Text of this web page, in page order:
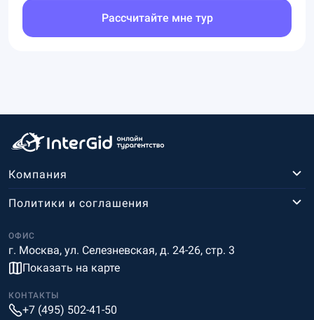
Рассчитайте мне тур
Компания
ОФИС
г. Москва, ул. Селезневская, д. 24-26, стр. 3
Показать на карте
Политики и соглашения
КОНТАКТЫ
+7 (495) 502-41-50